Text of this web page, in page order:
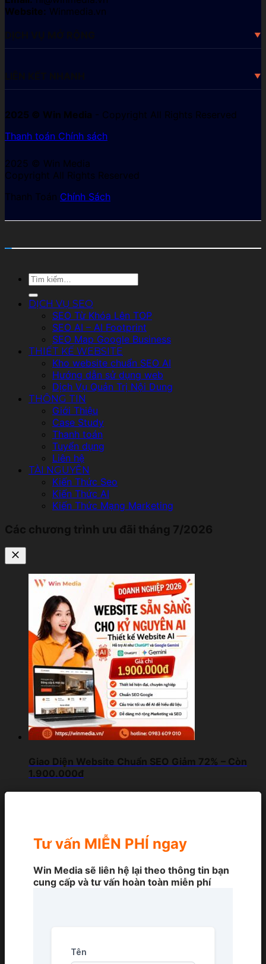
Website: Winmedia.vn
DỊCH VỤ MỞ RỘNG
LIÊN KẾT NHANH
2025 © Win Media - Copyright All Rights Reserved
Thanh toán Chính sách
2025 © Win Media
Copyright All Rights Reserved
Thanh Toán Chính Sách
Tìm
kiếm:
DỊCH VỤ SEO
SEO Từ Khóa Lên TOP
SEO AI – AI Footprint
SEO Map Google Business
THIẾT KẾ WEBSITE
Kho website chuẩn SEO AI
Hướng dẫn sử dụng web
Dịch Vụ Quản Trị Nội Dung
THÔNG TIN
Giới Thiệu
Case Study
Thanh toán
Tuyển dụng
Liên hệ
TÀI NGUYÊN
Kiến Thức Seo
Kiến Thức AI
Kiến Thức Mạng Marketing
Các chương trình ưu đãi tháng 7/2026
Giao Diện Website Chuẩn SEO Giảm 72% – Còn
1.900.000đ
Tư vấn MIỄN PHÍ ngay
Win Media sẽ liên hệ lại theo thông tin bạn
cung cấp và tư vấn hoàn toàn miễn phí